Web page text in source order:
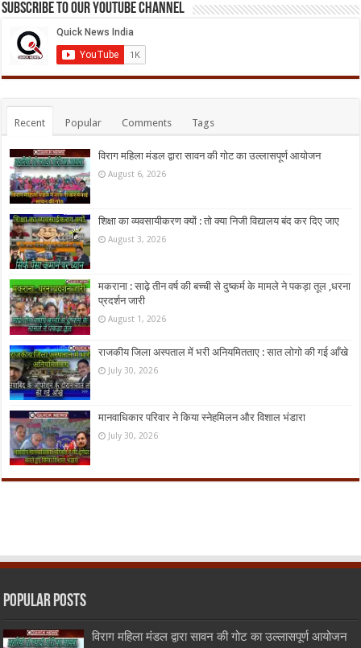
Subscribe to our Youtube Channel
Recent Popular Comments Tags
विराग महिला मंडल द्वारा सावन की गोट का उल्लासपूर्ण आयोजन
August 6, 2026
शिक्षा का व्यवसायीकरण क्यों : तो क्या निजी विद्यालय बंद कर दिए जाए
August 3, 2026
मकराना : साढ़े तीन वर्ष की बच्ची से दुष्कर्म के मामले ने पकड़ा तूल ,धरना
प्रदर्शन जारी
August 1, 2026
राजकीय जिला अस्पताल में भरी अनियमितताए : सात लोगो की गई आँखे
July 30, 2026
मानवाधिकार परिवार ने किया स्नेहमिलन और विशाल भंडारा
July 30, 2026
Popular Posts
विराग महिला मंडल द्वारा सावन की गोट का उल्लासपूर्ण आयोजन